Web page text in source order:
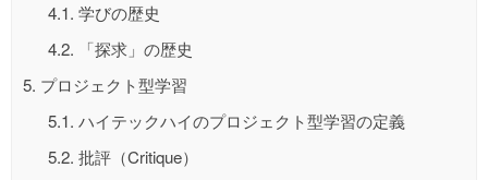
4.1. 学びの歴史
4.2. 「探求」の歴史
5. プロジェクト型学習
5.1. ハイテックハイのプロジェクト型学習の定義
5.2. 批評（Critique）